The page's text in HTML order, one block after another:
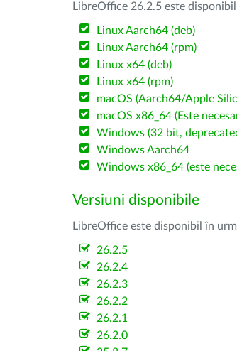
LibreOffice 26.2.5 este
Linux Aarch64 (deb)
Linux Aarch64 (rpm)
Linux x64 (deb)
Linux x64 (rpm)
macOS (Aarch64/Apple
macOS x86_64 (Este
Windows (32 bit,
Windows Aarch64
Windows x86_64 (este
Versiuni disponibile
LibreOffice este disponibil în
26.2.5
26.2.4
26.2.3
26.2.2
26.2.1
26.2.0